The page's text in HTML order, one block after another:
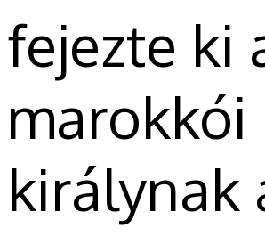
fejezte ki
marokkói
királynak